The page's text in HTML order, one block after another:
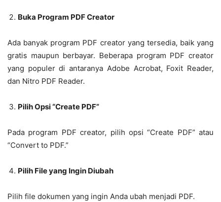
Buka Program PDF Creator
Ada banyak program PDF creator yang tersedia, baik yang
gratis maupun berbayar. Beberapa program PDF creator
yang populer di antaranya Adobe Acrobat, Foxit Reader,
dan Nitro PDF Reader.
Pilih Opsi “Create PDF”
Pada program PDF creator, pilih opsi “Create PDF” atau
“Convert to PDF.”
Pilih File yang Ingin Diubah
Pilih file dokumen yang ingin Anda ubah menjadi PDF.